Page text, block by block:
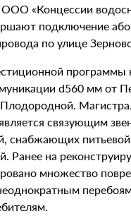
«Концессии
подключение
по улице
программы
d560 мм от
связующим
снабжающих
Ранее на
множество